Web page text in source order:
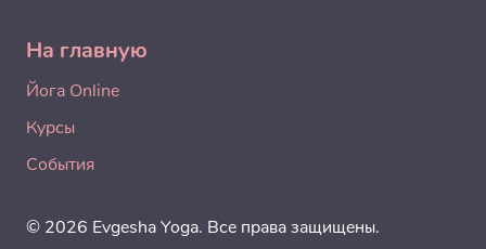
На главную
Йога Online
Курсы
События
© 2026 Evgesha Yoga. Все права защищены.